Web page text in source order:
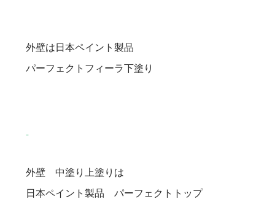
外壁は日本ペイント製品
パーフェクトフィーラ下塗り
外壁 中塗り上塗りは
日本ペイント製品 パーフェクトトップ